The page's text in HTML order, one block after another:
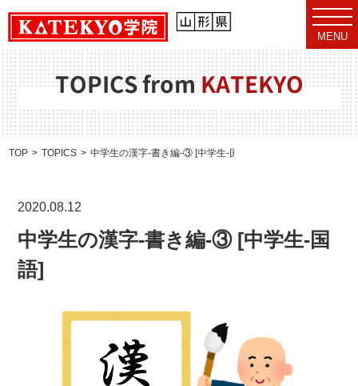
t
o
g
g
l
e
n
v
i
g
MENU
TOPICS fromKATEKYO
TOP TOPICS 中学生の漢字-書き編-③ [中学生-国語]
2020.08.12
中学生の漢字-書き編-③ [中学生-国
語]